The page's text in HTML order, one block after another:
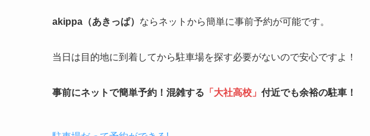
akippa（あきっぱ） ならネットから簡単に事前予約が可能です。
当日は目的地に到着してから駐車場を探す必要がないので安心ですよ！
事前にネットで簡単予約！混雑する 「 大社高校 」 付近でも余裕の駐車！